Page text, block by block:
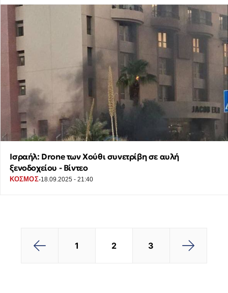
Ισραήλ: Drone των Χούθι συνετρίβη σε αυλή
ξενοδοχείου - Βίντεο
ΚΟΣΜΟΣ·18.09.2025 - 21:40
2 3